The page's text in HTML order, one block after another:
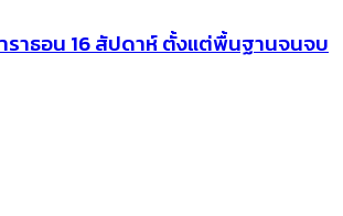
ราธอน 16 สัปดาห์ ตั้งแต่พื้นฐานจนจบ